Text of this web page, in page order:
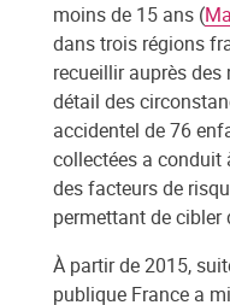
moins de 15 ans (
dans trois régions
recueillir auprès
détail des
accidentel de 76
collectées a conduit
des facteurs de
permettant de
À partir de 2015,
publique France a